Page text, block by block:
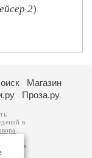
2)
Магазин
Проза.ру
в